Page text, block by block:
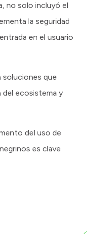
no solo incluyó el
la seguridad
en el usuario
soluciones que
del ecosistema y
del uso de
es clave